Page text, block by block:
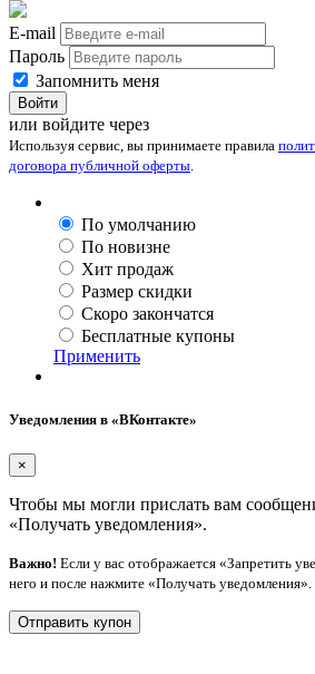
E-mail
Пароль
Запомнить меня
Войти
или войдите через
Используя сервис, вы принимаете правила
договора публичной оферты
По умолчанию
По новизне
Хит продаж
Размер скидки
Скоро закончатся
Бесплатные купоны
Применить
Уведомления в «ВКонтакте»
×
Чтобы мы могли прислать вам
«Получать уведомления».
Важно! Если у вас отображается «Запретить
него и после нажмите «Получать уведомления».
Отправить купон